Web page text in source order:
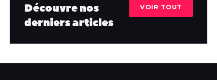
Découvre nos
derniers articles
VOIR TOUT